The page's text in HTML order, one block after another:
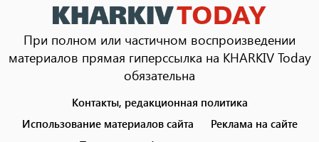
При полном или частичном воспроизведении
материалов прямая гиперссылка на KHARKIV Today
обязательна
menu
Контакты, редакционная политика
Использование материалов сайта
Реклама на сайте